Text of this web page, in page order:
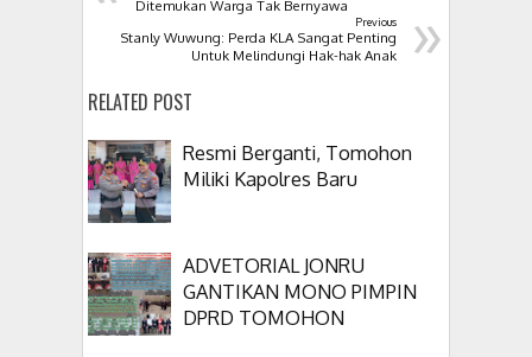
Ditemukan Warga Tak Bernyawa
»
Previous
Stanly Wuwung: Perda KLA Sangat Penting
Untuk Melindungi Hak-hak Anak
RELATED POST
Resmi Berganti, Tomohon
Miliki Kapolres Baru
ADVETORIAL JONRU
GANTIKAN MONO PIMPIN
DPRD TOMOHON